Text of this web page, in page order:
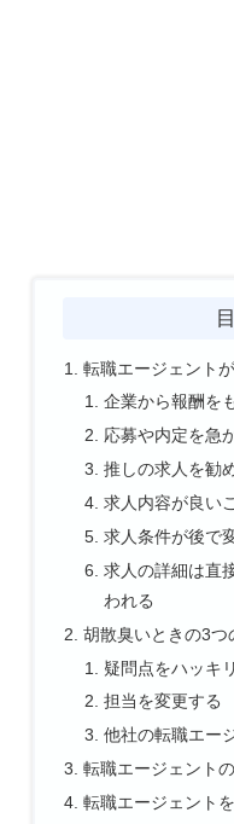
転職エージェント
企業から報酬を
応募や内定を急
推しの求人を勧
求人内容が良い
求人条件が後で
求人の詳細は直
われる
胡散臭いときの3つ
疑問点をハッキ
担当を変更する
他社の転職エー
転職エージェント
転職エージェント